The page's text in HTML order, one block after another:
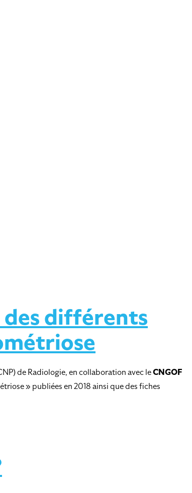
des différents
de Radiologie, en collaboration avec leCNGOF
» publiées en 2018 ainsi que des fiches